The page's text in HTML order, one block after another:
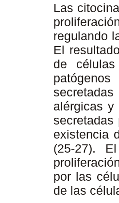
Las
regulando
El
de
alérgicas
existencia
(25-27).
por las
de las